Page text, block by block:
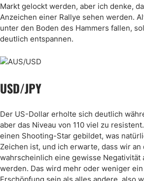
Markt gelockt werden, aber ich denke,
Anzeichen einer Rallye sehen werden.
unter den Boden des Hammers fallen,
deutlich entspannen.
USD/JPY
Der US-Dollar erholte sich deutlich
aber das Niveau von 110 viel zu
einen Shooting-Star gebildet, was
Zeichen ist, und ich erwarte, dass wir an
wahrscheinlich eine gewisse Negativität
werden. Das wird mehr oder weniger